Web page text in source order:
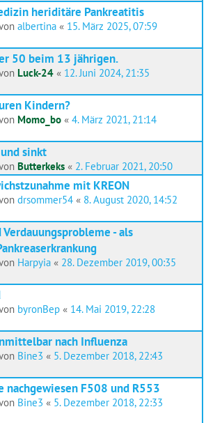
heriditäre Pankreatitis
albertina « 15. März 2025, 07:59
50 beim 13 jährigen.
Luck-24 « 12. Juni 2024, 21:35
Kindern?
Momo_bo « 4. März 2021, 21:14
sinkt
Butterkeks « 2. Februar 2021, 20:50
mit KREON
drsommer54 « 8. August 2020, 14:52
- als
Harpyia « 28. Dezember 2019, 00:35
byronBep « 14. Mai 2019, 22:28
nach Influenza
Bine3 « 5. Dezember 2018, 22:43
nachgewiesen F508 und R553
Bine3 « 5. Dezember 2018, 22:33